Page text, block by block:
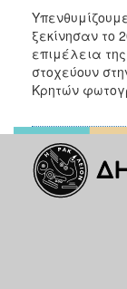
ξεκίνησαν το
επιμέλεια
στοχεύουν
Κρητών